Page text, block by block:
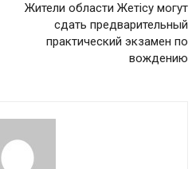
Жители области Жетісу могут
сдать предварительный
практический экзамен по
вождению